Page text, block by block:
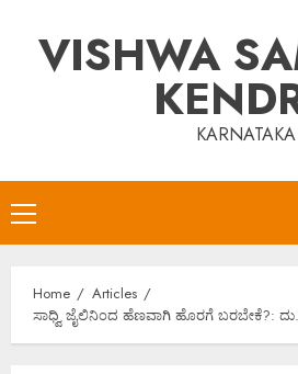
contentVISHWA
KARNATAKA
Primary
Menu
Home
Articles
ಸಾಧ್ವಿ ಜೈಲಿನಿಂದ ಹೆಣವಾಗಿ ಹೊರಗೆ ಬರಬೇಕೆ?: